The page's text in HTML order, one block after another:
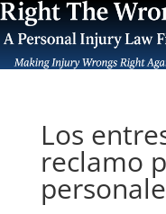
Los
reclamo